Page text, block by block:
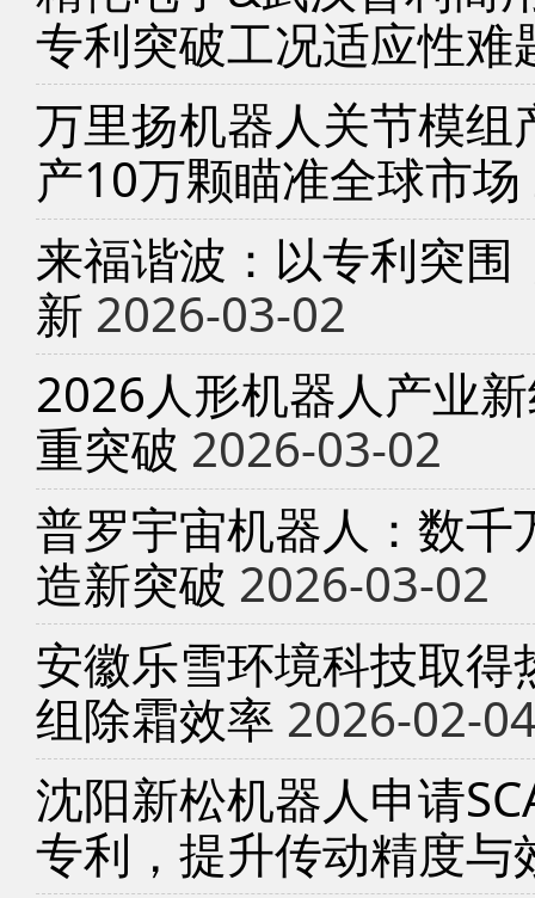
专利突破工况适应性难
万里扬机器人关节模
产10万颗瞄准全球市场
来福谐波：以专利突
新 2026-03-02
2026人形机器人产业
重突破 2026-03-02
普罗宇宙机器人：数
造新突破 2026-03-02
安徽乐雪环境科技取
组除霜效率 2026-02-
沈阳新松机器人申请
专利，提升传动精度与